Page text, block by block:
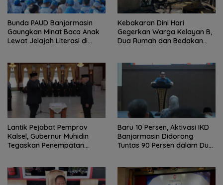
Bunda PAUD Banjarmasin
Gaungkan Minat Baca Anak
Lewat Jelajah Literasi di
Kebakaran Dini Hari
Gegerkan Warga Kelayan B,
Dua Rumah dan Bedakan
Lantik Pejabat Pemprov
Kalsel, Gubernur Muhidin
Tegaskan Penempatan
Baru 10 Persen, Aktivasi IKD
Banjarmasin Didorong
Tuntas 90 Persen dalam Dua